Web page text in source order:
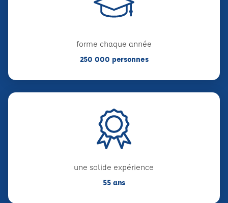
forme chaque année
250 000 personnes
une solide expérience
55 ans